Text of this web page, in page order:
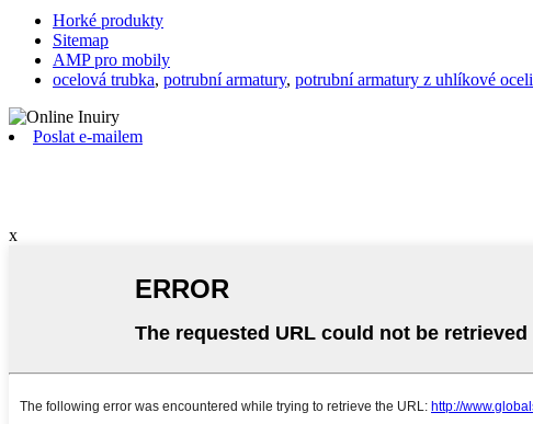
Horké produkty
Sitemap
AMP pro mobily
ocelová trubka, potrubní armatury, potrubní armatury z uhlíkové oceli
Poslat e-mailem
x